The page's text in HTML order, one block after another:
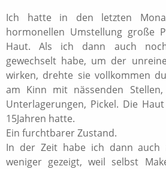
Ich hatte in den letzten
hormonellen Umstellung große
Haut. Als ich dann auch
gewechselt habe, um der
wirken, drehte sie vollkommen
am Kinn mit nässenden
Unterlagerungen, Pickel. Die
15Jahren hatte.
Ein furchtbarer Zustand.
In der Zeit habe ich dann auch
weniger gezeigt, weil selbst